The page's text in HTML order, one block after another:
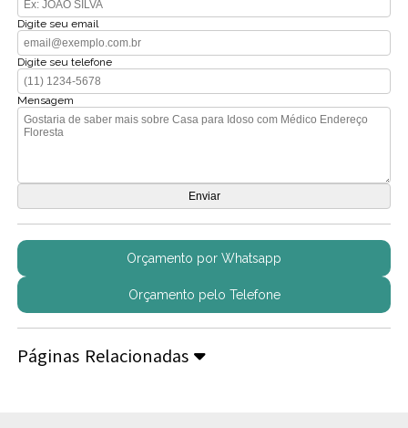
Digite seu email
Digite seu telefone
Mensagem
Orçamento por Whatsapp
Orçamento pelo Telefone
Páginas Relacionadas